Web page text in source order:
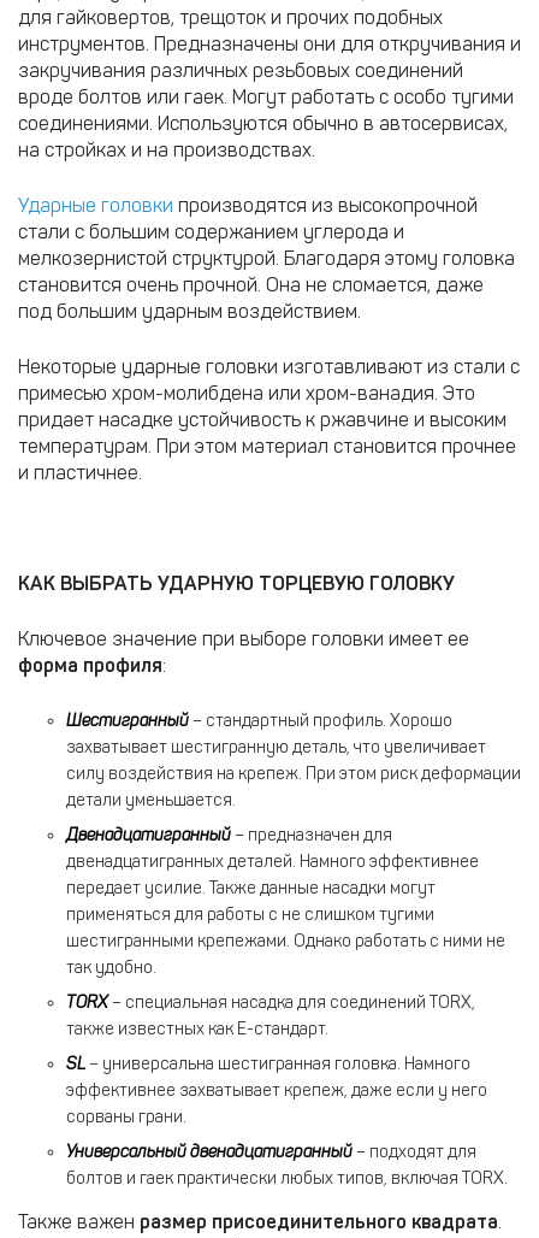
для гайковертов, трещоток и прочих подобных
инструментов. Предназначены они для откручивания и
закручивания различных резьбовых соединений
вроде болтов или гаек. Могут работать с особо тугими
соединениями. Используются обычно в автосервисах,
на стройках и на производствах.
Ударные головки производятся из высокопрочной
стали с большим содержанием углерода и
мелкозернистой структурой. Благодаря этому головка
становится очень прочной. Она не сломается, даже
под большим ударным воздействием.
Некоторые ударные головки изготавливают из стали с
примесью хром-молибдена или хром-ванадия. Это
придает насадке устойчивость к ржавчине и высоким
температурам. При этом материал становится прочнее
и пластичнее.
КАК ВЫБРАТЬ УДАРНУЮ ТОРЦЕВУЮ ГОЛОВКУ
Ключевое значение при выборе головки имеет ее
форма профиля:
Шестигранный – стандартный профиль. Хорошо
захватывает шестигранную деталь, что увеличивает
силу воздействия на крепеж. При этом риск деформации
детали уменьшается.
Двенадцатигранный – предназначен для
двенадцатигранных деталей. Намного эффективнее
передает усилие. Также данные насадки могут
применяться для работы с не слишком тугими
шестигранными крепежами. Однако работать с ними не
так удобно.
TORX– специальная насадка для соединений TORX,
также известных как Е-стандарт.
SL – универсальна шестигранная головка. Намного
эффективнее захватывает крепеж, даже если у него
сорваны грани.
Универсальный двенадцатигранный – подходят для
болтов и гаек практически любых типов, включая TORX.
Также важен размер присоединительного квадрата.